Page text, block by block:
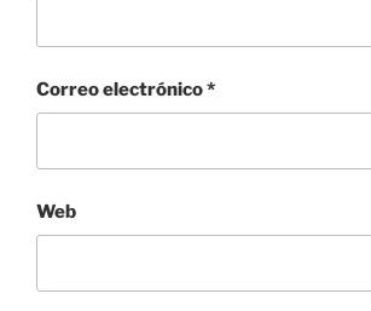
Correo electrónico*
Web